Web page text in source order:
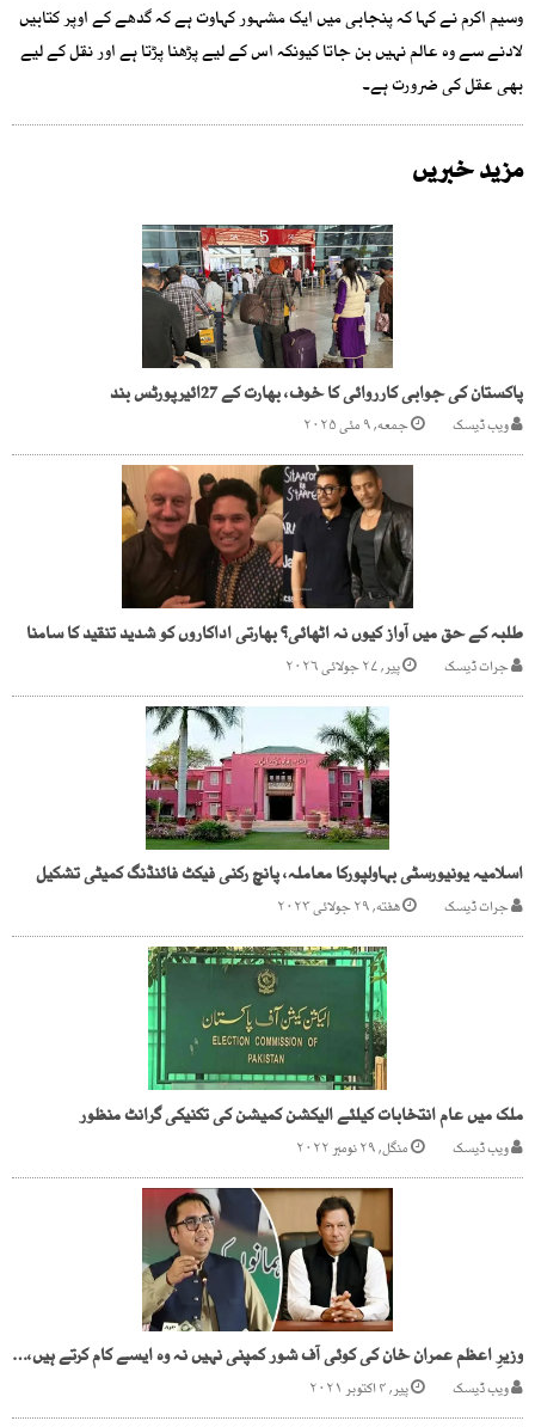
وسیم اکرم نے کہا کہ پنجابی میں ایک مشہور کہاوت ہے کہ گدھے کے اوپر کتابیں
لادنے سے وہ عالم نہیں بن جاتا کیونکہ اس کے لیے پڑھنا پڑتا ہے اور نقل کے لیے
بھی عقل کی ضرورت ہے۔
مزید خبریں
پاکستان کی جوابی کارروائی کا خوف، بھارت کے 27ائیرپورٹس بند
ویب ڈیسک جمعه, ۹ مئی ۲۰۲۵
طلبہ کے حق میں آواز کیوں نہ اٹھائی؟ بھارتی اداکاروں کو شدید تنقید کا سامنا
جرات ڈیسک پیر, ۲۷ جولائی ۲۰۲۶
اسلامیہ یونیورسٹی بہاولپورکا معاملہ، پانچ رکنی فیکٹ فائنڈنگ کمیٹی تشکیل
جرات ڈیسک هفته, ۲۹ جولائی ۲۰۲۳
ملک میں عام انتخابات کیلئے الیکشن کمیشن کی تکنیکی گرانٹ منظور
ویب ڈیسک منگل, ۲۹ نومبر ۲۰۲۲
وزیرِ اعظم عمران خان کی کوئی آف شور کمپنی نہیں نہ وہ ایسے کام کرتے ہیں،شہباز گِل
ویب ڈیسک پیر, ۴ اکتوبر ۲۰۲۱